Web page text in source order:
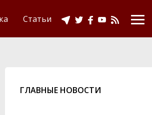
Статьи
ГЛАВНЫЕ НОВОСТИ